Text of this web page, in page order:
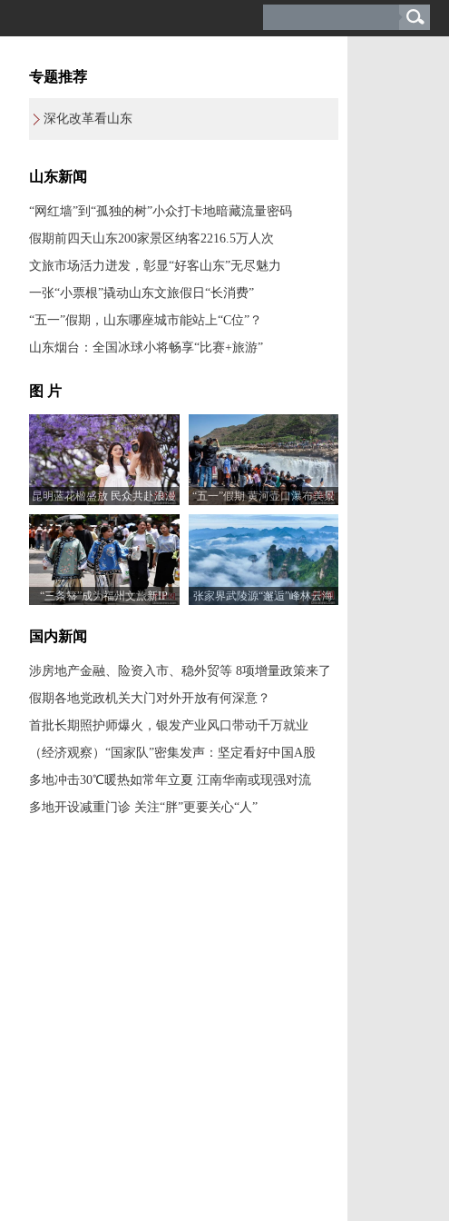
专题推荐
深化改革看山东
山东新闻
“网红墙”到“孤独的树”小众打卡地暗藏流量密码
假期前四天山东200家景区纳客2216.5万人次
文旅市场活力迸发，彰显“好客山东”无尽魅力
一张“小票根”撬动山东文旅假日“长消费”
“五一”假期，山东哪座城市能站上“C位”？
山东烟台：全国冰球小将畅享“比赛+旅游”
图 片
昆明蓝花楹盛放 民众共赴浪漫
花约
“五一”假期 黄河壶口瀑布美景
吸引游客
“三条簪”成为福州文旅新IP
张家界武陵源“邂逅”峰林云海
国内新闻
涉房地产金融、险资入市、稳外贸等 8项增量政策来了
假期各地党政机关大门对外开放有何深意？
首批长期照护师爆火，银发产业风口带动千万就业
（经济观察）“国家队”密集发声：坚定看好中国A股
多地冲击30℃暖热如常年立夏 江南华南或现强对流
多地开设减重门诊 关注“胖”更要关心“人”